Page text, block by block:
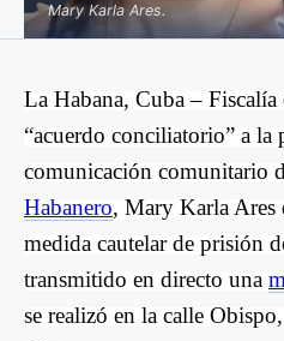
Mary Karla Ares.
La Habana, Cuba –
“acuerdo conciliatorio” a la
comunicación comunitario
Habanero, Mary Karla Ares
medida cautelar de prisión
transmitido en directo una
se realizó en la calle